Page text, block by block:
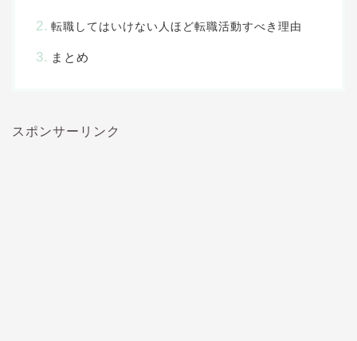
転職してはいけない人ほど転職活動すべき理由
まとめ
スポンサーリンク